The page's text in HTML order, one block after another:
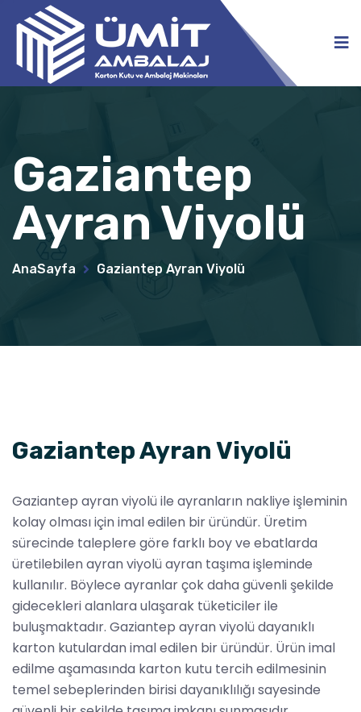
Gaziantep
Ayran Viyolü
AnaSayfa Gaziantep Ayran Viyolü
Gaziantep Ayran Viyolü
Gaziantep ayran viyolü ile ayranların nakliye işleminin
kolay olması için imal edilen bir üründür. Üretim
sürecinde taleplere göre farklı boy ve ebatlarda
üretilebilen ayran viyolü ayran taşıma işleminde
kullanılır. Böylece ayranlar çok daha güvenli şekilde
gidecekleri alanlara ulaşarak tüketiciler ile
buluşmaktadır. Gaziantep ayran viyolü dayanıklı
karton kutulardan imal edilen bir üründür. Ürün imal
edilme aşamasında karton kutu tercih edilmesinin
temel sebeplerinden birisi dayanıklılığı sayesinde